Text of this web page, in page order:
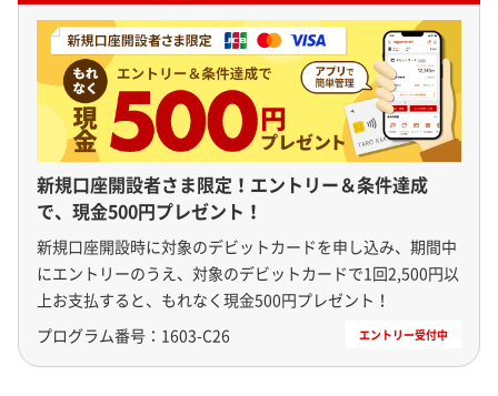
新規口座開設者さま限定！エントリー＆条件達成
で、現金500円プレゼント！
新規口座開設時に対象のデビットカードを申し込み、期間中
にエントリーのうえ、対象のデビットカードで1回2,500円以
上お支払すると、もれなく現金500円プレゼント！
プログラム番号： 1603-C26